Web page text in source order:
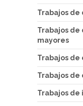
Trabajos
Trabajos
mayores
Trabajos
Trabajos de
Trabajos de